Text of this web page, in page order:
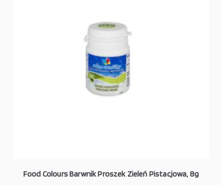
Food Colours Barwnik Proszek Zieleń Pistacjowa, 8g